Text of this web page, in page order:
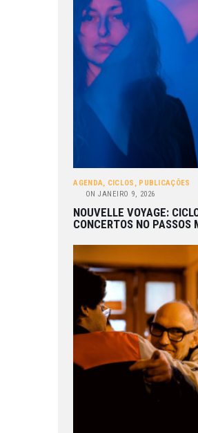
AGENDA, CICLOS , PUBLICAÇÕES
ON JANEIRO 9, 2026
NOUVELLE VOYAGE:
CONCERTOS NO PASSOS